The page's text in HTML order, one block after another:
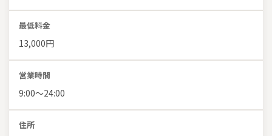
最低料金
13,000円
営業時間
9:00～24:00
住所